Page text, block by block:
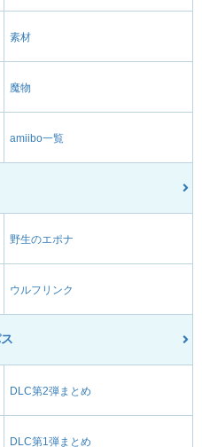
素材
魔物
amiibo一覧
野生のエポナ
ウルフリンク
DLC第2弾まとめ
DLC第1弾まとめ